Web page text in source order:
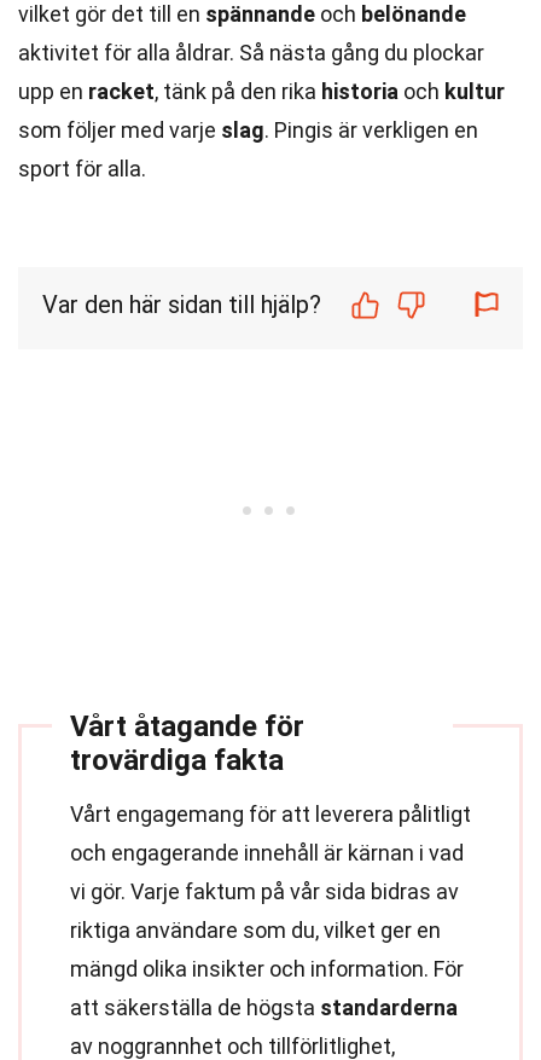
vilket gör det till en spännande och belönande
aktivitet för alla åldrar. Så nästa gång du plockar
upp en racket, tänk på den rika historia och kultur
som följer med varje slag. Pingis är verkligen en
sport för alla.
Var den här sidan till hjälp?
Vårt åtagande för
trovärdiga fakta
Vårt engagemang för att leverera pålitligt
och engagerande innehåll är kärnan i vad
vi gör. Varje faktum på vår sida bidras av
riktiga användare som du, vilket ger en
mängd olika insikter och information. För
att säkerställa de högsta standarderna
av noggrannhet och tillförlitlighet,